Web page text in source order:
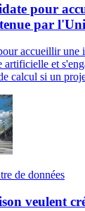
pour
par
accueillir une
artificielle et
calcul si un
de données
veulent